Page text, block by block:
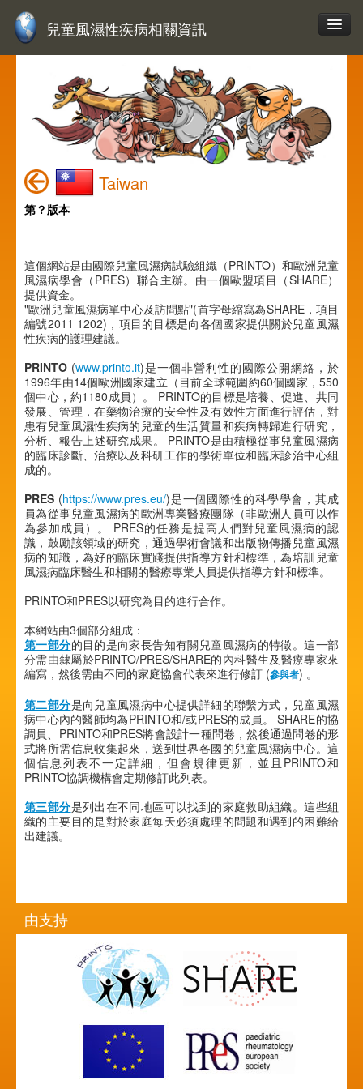
兒童風濕性疾病相關資訊
Taiwan
第？版本
這個網站是由國際兒童風濕病試驗組織（PRINTO）和歐洲兒童
風濕病學會（PRES）聯合主辦。由一個歐盟項目（SHARE）
提供資金。
"歐洲兒童風濕病單中心及訪問點"(首字母縮寫為SHARE，項目
編號2011 1202)，項目的目標是向各個國家提供關於兒童風濕
性疾病的護理建議。
PRINTO (www.printo.it)是一個非營利性的國際公開網絡，於
1996年由14個歐洲國家建立（目前全球範圍約60個國家，550
個中心，約1180成員）。 PRINTO的目標是培養、促進、共同
發展、管理，在藥物治療的安全性及有效性方面進行評估，對
患有兒童風濕性疾病的兒童的生活質量和疾病轉歸進行研究，
分析、報告上述研究成果。 PRINTO是由積極從事兒童風濕病
的臨床診斷、治療以及科研工作的學術單位和臨床診治中心組
成的。
PRES (https://www.pres.eu/)是一個國際性的科學學會，其成
員為從事兒童風濕病的歐洲專業醫療團隊（非歐洲人員可以作
為參加成員）。 PRES的任務是提高人們對兒童風濕病的認
識，鼓勵該領域的研究，通過學術會議和出版物傳播兒童風濕
病的知識，為好的臨床實踐提供指導方針和標準，為培訓兒童
風濕病臨床醫生和相關的醫療專業人員提供指導方針和標準。
PRINTO和PRES以研究為目的進行合作。
本網站由3個部分組成：
第一部分的目的是向家長告知有關兒童風濕病的特徵。這一部
分需由隸屬於PRINTO/PRES/SHARE的內科醫生及醫療專家來
編寫，然後需由不同的家庭協會代表來進行修訂 (參與者) 。
第二部分是向兒童風濕病中心提供詳細的聯繫方式，兒童風濕
病中心內的醫師均為PRINTO和/或PRES的成員。 SHARE的協
調員、PRINTO和PRES將會設計一種問卷，然後通過問卷的形
式將所需信息收集起來，送到世界各國的兒童風濕病中心。這
個信息列表不一定詳細，但會規律更新，並且PRINTO和
PRINTO協調機構會定期修訂此列表。
第三部分是列出在不同地區可以找到的家庭救助組織。這些組
織的主要目的是對於家庭每天必須處理的問題和遇到的困難給
出建議。
由支持